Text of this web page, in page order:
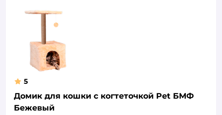
5
Домик для кошки с когтеточкой Pet БМФ
Бежевый